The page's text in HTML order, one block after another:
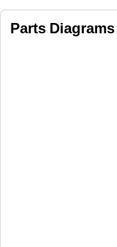
Parts Diagrams